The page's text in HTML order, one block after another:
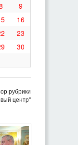
9
16
23
30
рубрики
центр"